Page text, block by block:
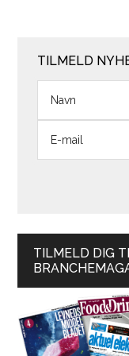
TILMELD
TILMELD DIG